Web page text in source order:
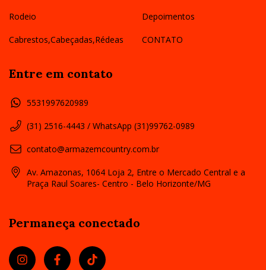
Rodeio
Cabrestos,Cabeçadas,Rédeas
Depoimentos
CONTATO
Entre em contato
5531997620989
(31) 2516-4443 / WhatsApp (31)99762-0989
contato@armazemcountry.com.br
Av. Amazonas, 1064 Loja 2, Entre o Mercado Central e a
Praça Raul Soares- Centro - Belo Horizonte/MG
Permaneça conectado